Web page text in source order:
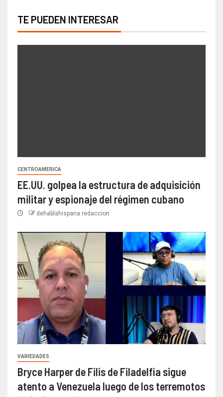
TE PUEDEN INTERESAR
CENTROAMERICA
EE.UU. golpea la estructura de adquisición
militar y espionaje del régimen cubano
dehablahispana redaccion
VARIEDADES
Bryce Harper de Filis de Filadelfia sigue
atento a Venezuela luego de los terremotos